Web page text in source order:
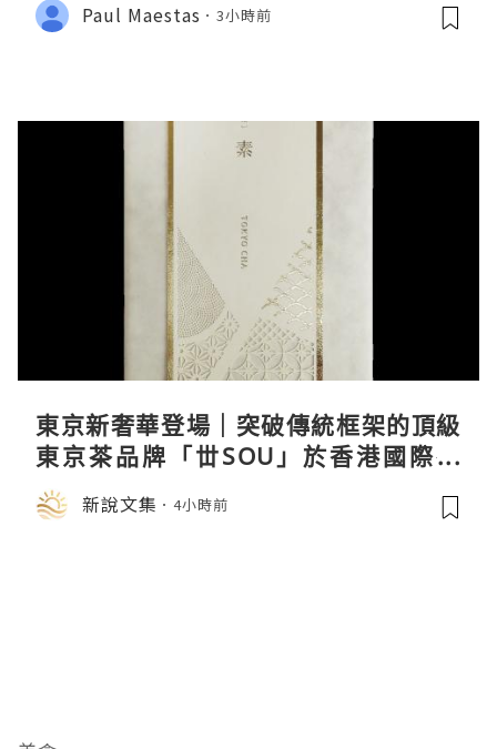
Paul Maestas 3小時前
東京新奢華登場｜突破傳統框架的頂級
東京茶品牌「丗SOU」於香港國際茶
展首度亮相
新說文集 4小時前